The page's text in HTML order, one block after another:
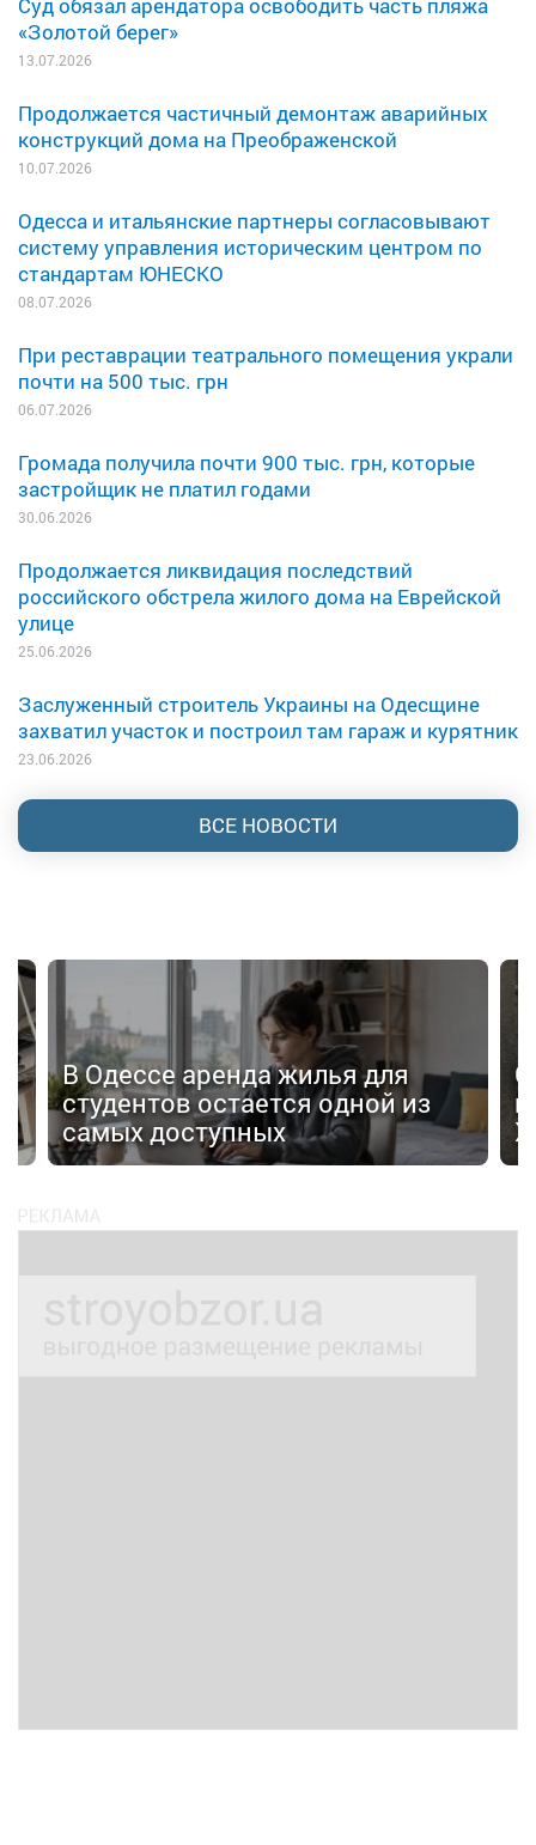
«Золотой берег»
13.07.2026
Продолжается частичный демонтаж аварийных
конструкций дома на Преображенской
10.07.2026
Одесса и итальянские партнеры согласовывают
систему управления историческим центром по
стандартам ЮНЕСКО
08.07.2026
При реставрации театрального помещения украли
почти на 500 тыс. грн
06.07.2026
Громада получила почти 900 тыс. грн, которые
застройщик не платил годами
30.06.2026
Продолжается ликвидация последствий
российского обстрела жилого дома на Еврейской
улице
25.06.2026
Заслуженный строитель Украины на Одесщине
захватил участок и построил там гараж и курятник
23.06.2026
ВСЕ НОВОСТИ
В Одессе аренда жилья для
студентов остается одной из
самых доступных